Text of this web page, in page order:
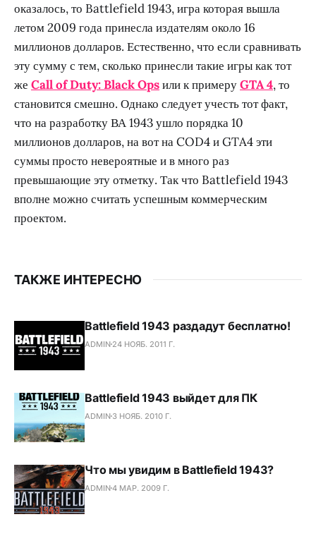
оказалось, то Battlefield 1943, игра которая вышла
летом 2009 года принесла издателям около 16
миллионов долларов. Естественно, что если сравнивать
эту сумму с тем, сколько принесли такие игры как тот
же Call of Duty: Black Opsили к примеруGTA 4, то
становится смешно. Однако следует учесть тот факт,
что на разработку ВА 1943 ушло порядка 10
миллионов долларов, на вот на COD4 и GTA4 эти
суммы просто невероятные и в много раз
превышающие эту отметку. Так что Battlefield 1943
вполне можно считать успешным коммерческим
проектом.
ТАКЖЕ ИНТЕРЕСНО
Battlefield 1943 раздадут бесплатно!
ADMIN 24 НОЯБ. 2011 Г.
Battlefield 1943 выйдет для ПК
ADMIN 3 НОЯБ. 2010 Г.
Что мы увидим в Battlefield 1943?
ADMIN4 МАР. 2009 Г.